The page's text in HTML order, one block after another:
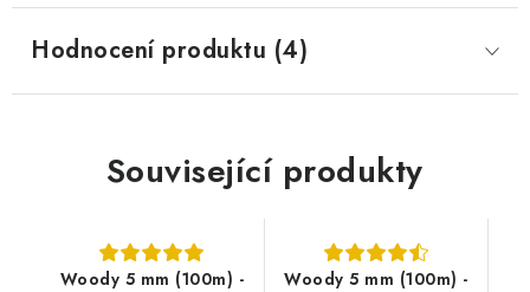
Hodnocení produktu (4)
Související produkty
Woody 5 mm (100m) -
Woody 5 mm (100m) -